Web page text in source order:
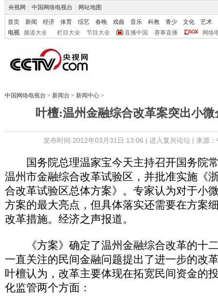
央视网 中国网络电视台 网站地图
首页 新闻 经济 体育 综艺 春晚 戏曲 音乐 科教 青少 文化
艺术
电视
频道大全 栏目大全 节目大全 直播中国 赛事直播 网络
中国网络电视台 > 新闻台 > 新闻中心 >
叶檀:温州金融综合改革案突出小
发布时间:2012年03月31日 13:06 | 进入复兴论坛| 来源
国务院总理温家宝今天主持召开国务院
温州市金融综合改革试验区，并批准实施《
合改革试验区总体方案》。专家认为对于小
方案的最大亮点，但具体落实还需要在方案
改革措施。经济之声报道。
《方案》确定了温州金融综合改革的十
一直关注的民间金融问题提出了进一步的改
叶檀认为，改革主要体现在拓宽民间资金的
化监管两个方面：